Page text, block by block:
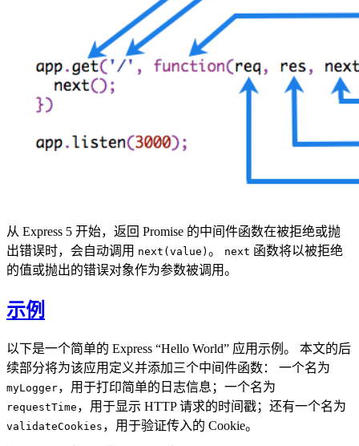
从 Express 5 开始，返回 Promise 的中间件函数在被拒绝或抛
出错误时，会自动调用 next(value) 。 next 函数将以被拒绝
的值或抛出的错误对象作为参数被调用。
示例
以下是一个简单的 Express “Hello World” 应用示例。 本文的后
续部分将为该应用定义并添加三个中间件函数： 一个名为
myLogger，用于打印简单的日志信息；一个名为
requestTime ，用于显示 HTTP 请求的时间戳；还有一个名为
validateCookies ，用于验证传入的 Cookie。